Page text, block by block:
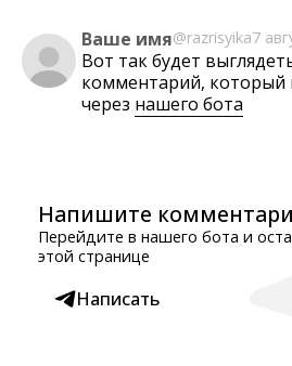
Ваше имя@razrisyika7
Вот так будет
комментарий, который
через нашего бота
Напишите
Перейдите в нашего бота и
этой странице
Написать